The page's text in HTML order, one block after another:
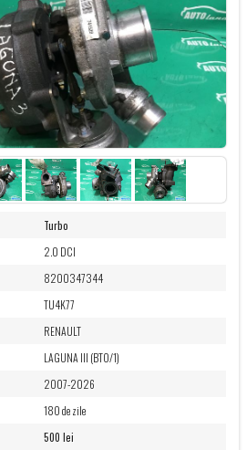
Turbo
2.0 DCI
8200347344
TU4K77
RENAULT
LAGUNA III (BT0/1)
2007-2026
180 de zile
500 lei